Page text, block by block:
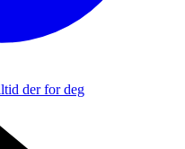
der for deg